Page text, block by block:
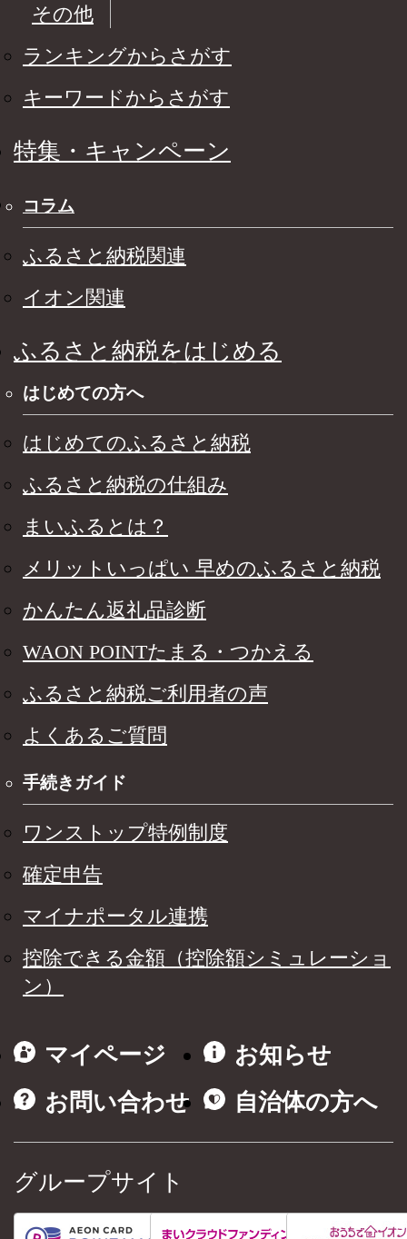
その他
ランキングからさがす
キーワードからさがす
特集・キャンペーン
コラム
ふるさと納税関連
イオン関連
ふるさと納税をはじめる
はじめての方へ
はじめてのふるさと納税
ふるさと納税の仕組み
まいふるとは？
メリットいっぱい 早めのふるさと納税
かんたん返礼品診断
WAON POINTたまる・つかえる
ふるさと納税ご利用者の声
よくあるご質問
手続きガイド
ワンストップ特例制度
確定申告
マイナポータル連携
控除できる金額（控除額シミュレーショ
ン）
マイページ
お知らせ
お問い合わせ
自治体の方へ
グループサイト